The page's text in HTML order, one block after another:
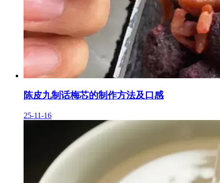
陈皮九制话梅芯的制作方法及口感
25-11-16